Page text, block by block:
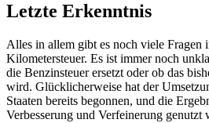
Letzte Erkenntnis
Alles in allem gibt es noch viele Fragen
Kilometersteuer. Es ist immer noch
die Benzinsteuer ersetzt oder ob das
wird. Glücklicherweise hat der
Staaten bereits begonnen, und die
Verbesserung und Verfeinerung genutzt